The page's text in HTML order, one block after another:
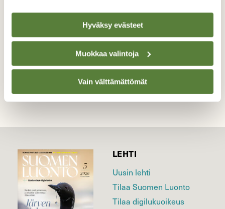
Hyväksy evästeet
Muokkaa valintoja
Vain välttämättömät
22.7.2017
TAKAISIN LISTAAN
LEHTI
Uusin lehti
Tilaa Suomen Luonto
Tilaa digilukuoikeus